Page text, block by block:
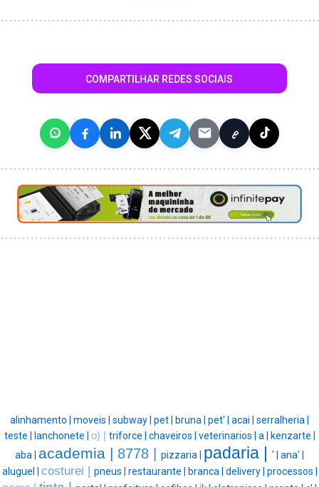
COMPARTILHAR REDES SOCIAIS
alinhamento | moveis | subway | pet | bruna | pet' | acai | serralheria |
teste |
lanchonete | o) | triforce | chaveiros | veterinarios | a |
kenzarte |
aba | academia | 8778 | pizzaria | padaria | ' | ana' |
aluguel | costurei | pneus | restaurante | branca | delivery | processos |